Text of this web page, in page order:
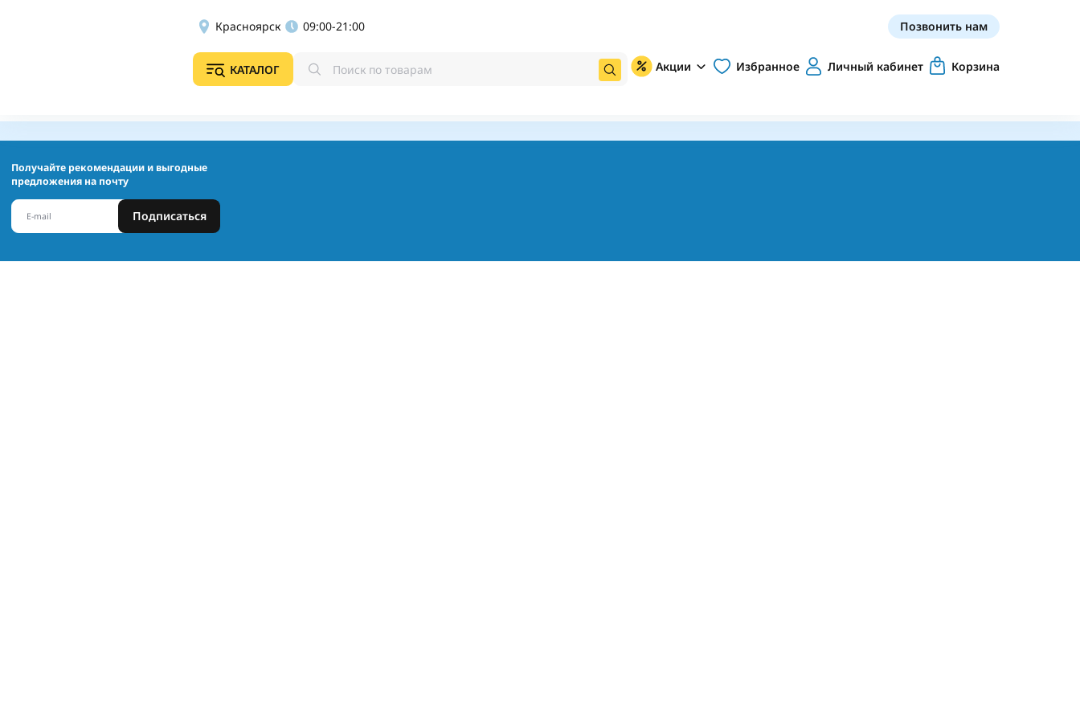
Красноярск 09:00-21:00 Позвонить нам
КАТАЛОГ Акции Избранное Личный кабинет Корзина
Получайте рекомендации и выгодные
предложения на почту
Подписаться